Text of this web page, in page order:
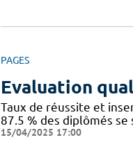
PAGES
Evaluation
Taux de réussite et
87.5 % des diplômés
15/04/2025 17:00